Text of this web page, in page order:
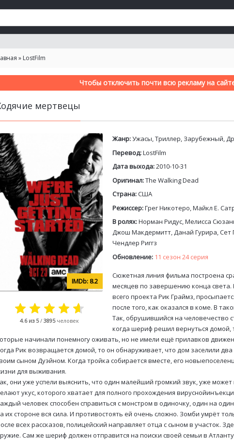
» LostFilm
Чтобы отключить почти всю рекламу на
мертвецы
8.2
4.6из 5/ 3895 человек
Жанр:Ужасы, Триллер, Зарубежный,
Перевод:LostFilm
Дата выхода:2010-10-31
Оригинал:The Walking Dead
Страна:США
Режиссер:Грег Никотеро, Майкл Е.
В ролях:Норман Ридус, Мелисса
Джош Макдермитт, Данай Гурира, Сет
Чендлер Риггз
Обновление: 11 сезон 24 серия
Сюжетная линия фильма построена
месяцев по завершению конца
всего проекта Рик Граймз,
после того, как оказался в коме. В
Так, обрушившийся на человечество
когда шериф решил вернуться
начинали понемногу оживать, но не имели ещё прилавков
Рик возвращается домой, то он обнаруживает, что дом заселили
сыном Дуэйном. Когда тройка собирается вместе, его
для выживания.
они уже успели выяснить, что один малейший громкий звук, уже
укус, которого хватает для полного прохождения
человек способен справиться с монстром в одиночку, один на
их стороне вся сила. И противостоять ей очень сложно. Зомби умрёт
всех рассказов, полицейский направляет отца с сыном в участок.
Сам же шериф должен отправится на поиски своей семьи в